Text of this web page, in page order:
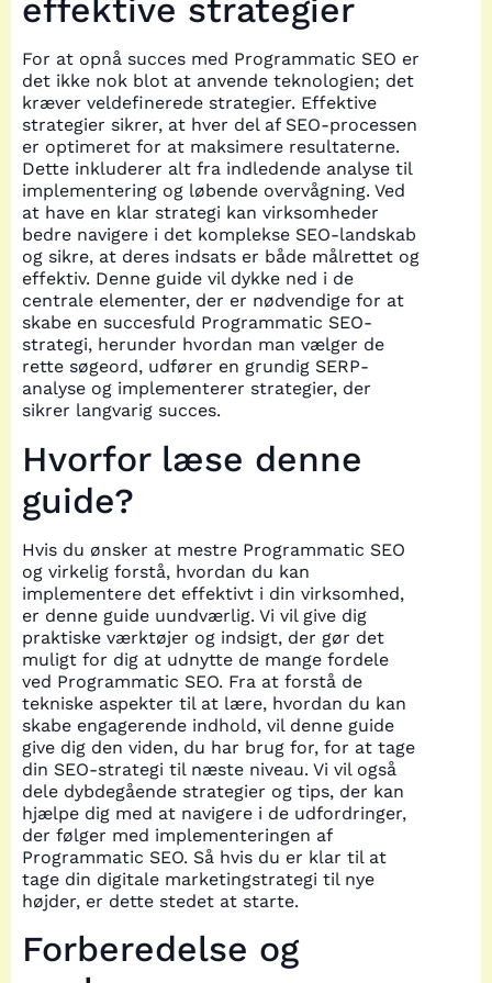
effektive strategier
For at opnå succes med Programmatic SEO er
det ikke nok blot at anvende teknologien; det
kræver veldefinerede strategier. Effektive
strategier sikrer, at hver del af SEO-processen
er optimeret for at maksimere resultaterne.
Dette inkluderer alt fra indledende analyse til
implementering og løbende overvågning. Ved
at have en klar strategi kan virksomheder
bedre navigere i det komplekse SEO-landskab
og sikre, at deres indsats er både målrettet og
effektiv. Denne guide vil dykke ned i de
centrale elementer, der er nødvendige for at
skabe en succesfuld Programmatic SEO-
strategi, herunder hvordan man vælger de
rette søgeord, udfører en grundig SERP-
analyse og implementerer strategier, der
sikrer langvarig succes.
Hvorfor læse denne
guide?
Hvis du ønsker at mestre Programmatic SEO
og virkelig forstå, hvordan du kan
implementere det effektivt i din virksomhed,
er denne guide uundværlig. Vi vil give dig
praktiske værktøjer og indsigt, der gør det
muligt for dig at udnytte de mange fordele
ved Programmatic SEO. Fra at forstå de
tekniske aspekter til at lære, hvordan du kan
skabe engagerende indhold, vil denne guide
give dig den viden, du har brug for, for at tage
din SEO-strategi til næste niveau. Vi vil også
dele dybdegående strategier og tips, der kan
hjælpe dig med at navigere i de udfordringer,
der følger med implementeringen af
Programmatic SEO. Så hvis du er klar til at
tage din digitale marketingstrategi til nye
højder, er dette stedet at starte.
Forberedelse og